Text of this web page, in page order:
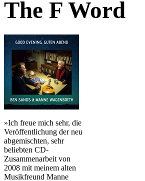
The F Word
»Ich freue mich sehr, die
Veröffentlichung der neu
abgemischten, sehr
beliebten CD-
Zusammenarbeit von
2008 mit meinem alten
Musikfreund Manne